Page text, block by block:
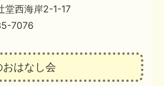
西海岸2-1-17
7076
はなし会